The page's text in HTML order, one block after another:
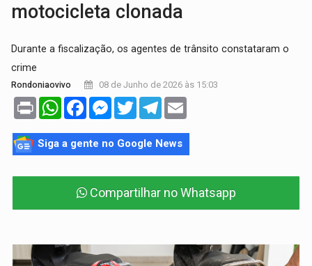
motocicleta clonada
​Durante a fiscalização, os agentes de trânsito constataram o
crime
Rondoniaovivo 08 de Junho de 2026 às 15:03
Print WhatsAppFacebookMessenger
TwitterTelegram
Siga a gente no Google News
Compartilhar no Whatsapp